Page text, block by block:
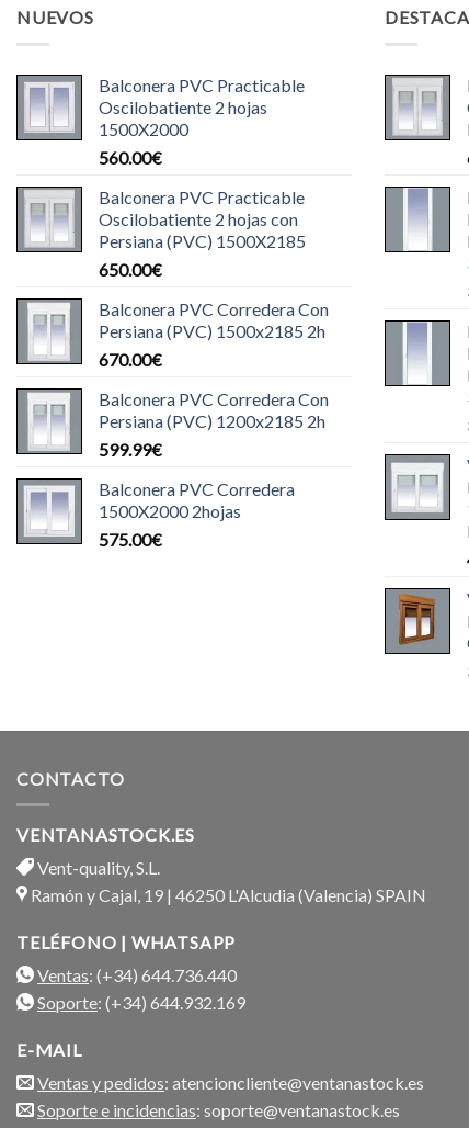
NUEVOS
Balconera PVC Practicable
Oscilobatiente 2 hojas
1500X2000
560.00€
Balconera PVC Practicable
Oscilobatiente 2 hojas con
Persiana (PVC) 1500X2185
650.00€
Balconera PVC Corredera Con
Persiana (PVC) 1500x2185 2h
670.00€
Balconera PVC Corredera Con
Persiana (PVC) 1200x2185 2h
599.99€
Balconera PVC Corredera
1500X2000 2hojas
575.00€
CONTACTO
VENTANASTOCK.ES
Vent-quality, S.L.
Ramón y Cajal, 19 | 46250 L'Alcudia (Valencia) SPAIN
TELÉFONO | WHATSAPP
Ventas: (+34) 644.736.440
Soporte: (+34) 644.932.169
E-MAIL
Ventas y pedidos: atencioncliente@ventanastock.es
Soporte e incidencias: soporte@ventanastock.es